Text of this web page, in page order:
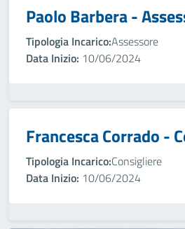
Paolo Barbera -
Tipologia Incarico:Assessore
Data Inizio: 10/06/2024
Francesca Corrado -
Tipologia Incarico:Consigliere
Data Inizio: 10/06/2024